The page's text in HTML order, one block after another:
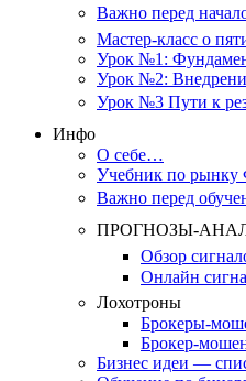
Важно перед
Мастер-класс о
Урок №1:
Урок №2:
Урок №3 Пути к
Инфо
О себе…
Учебник по рынку
Важно перед
ПРОГНОЗЫ-
Обзор
Онлайн
Лохотроны
Брокеры-
Брокер-
Бизнес идеи —